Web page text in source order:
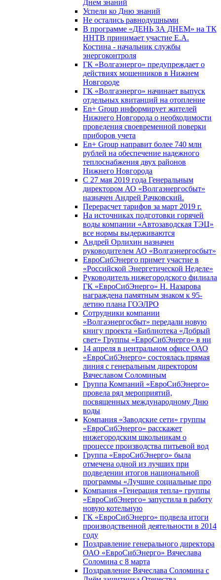
Днем знаний
Успели ко Дню знаний
Не остались равнодушными
В программе «ДЕНЬ ЗА ДНЕМ» на ТК
ННТВ принимает участие Е.А.
Костина - начальник службы
энергоконтроля
ГК «Волгаэнерго» предупреждает о
действиях мошенников в Нижнем
Новгороде
ГК «Волгаэнерго» начинает выпуск
отдельных квитанций на отопление
En+ Group информирует жителей
Нижнего Новгорода о необходимости
проведения своевременной поверки
приборов учета
En+ Group направит более 740 млн
рублей на обеспечение надежного
теплоснабжения двух районов
Нижнего Новгорода
С 27 мая 2019 года Генеральным
директором АО «Волгаэнергосбыт»
назначен Андрей Рачковский.
Перерасчет тарифов за март 2019 г.
На источниках подготовки горячей
воды компании «Автозаводская ТЭЦ»
все нормы выдерживаются
Андрей Орлихин назначен
руководителем АО «Волгаэнергосбыт»
ЕвроСибЭнерго примет участие в
«Российской Энергетической Неделе»
Руководитель нижегородского филиала
ГК «ЕвроСибЭнерго» Н. Назарова
награждена памятным знаком к 95-
летию плана ГОЭЛРО
Сотрудники компании
«Волгаэнергосбыт» передали новую
книгу проекта «Библиотека «Добрый
свет» Группы «ЕвроСибЭнерго» в ни
14 апреля в центральном офисе ОАО
«ЕвроСибЭнерго» состоялась прямая
линия с генеральным директором
Вячеславом Соломиным
Группа Компаний «ЕвроСибЭнерго»
провела ряд мероприятий,
посвященных международному Дню
воды
Компания «Заводские сети» группы
«ЕвроСибЭнерго» расскажет
нижегородским школьникам о
процессе производства питьевой вод
Группа «ЕвроСибЭнерго» была
отмечена одной из лучших при
подведении итогов национальной
программы «Лучшие социальные про
Компания «Генерация тепла» группы
«ЕвроСибЭнерго» запустила в работу
новую котельную
ГК «ЕвроСибЭнерго» подвела итоги
производственной деятельности в 2014
году
Поздравление генерального директора
ОАО «ЕвроСибЭнерго» Вячеслава
Соломина с 8 марта
Поздравление Вячеслава Соломина с